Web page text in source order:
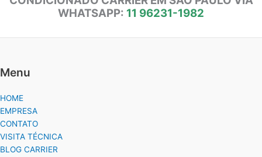
WHATSAPP: 11 96231-1982
Menu
HOME
EMPRESA
CONTATO
VISITA TÉCNICA
BLOG CARRIER